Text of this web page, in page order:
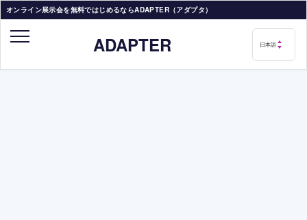
オンライン展示会を無料ではじめるならADAPTER（アダプタ）
ADAPTER